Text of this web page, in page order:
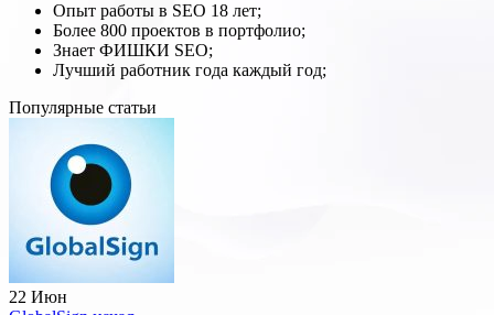
Опыт работы в SEO 18 лет;
Более 800 проектов в портфолио;
Знает ФИШКИ SEO;
Лучший работник года каждый год;
Популярные статьи
22 Июн